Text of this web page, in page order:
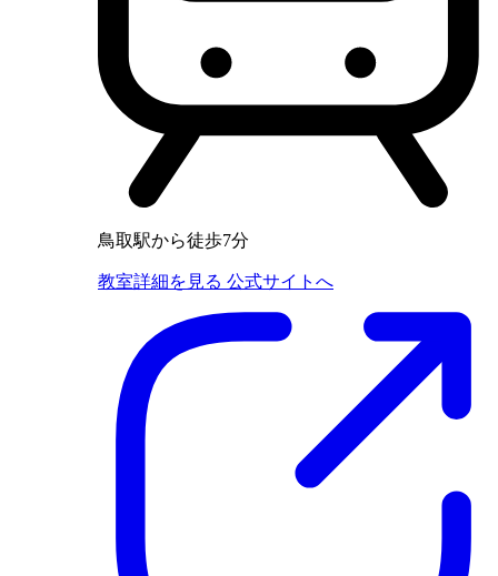
鳥取駅から徒歩7分
教室詳細を見る 公式サイトへ